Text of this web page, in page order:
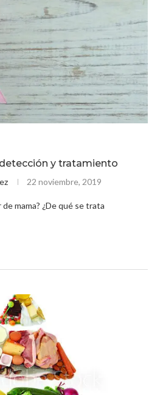
y tratamiento
22 noviembre, 2019
mama? ¿De qué se trata